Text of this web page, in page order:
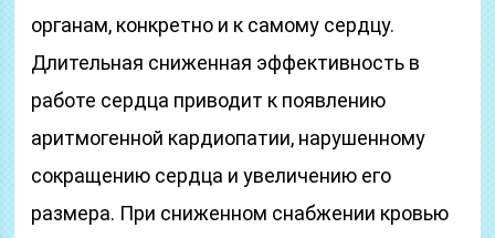
органам, конкретно и к самому сердцу.
Длительная сниженная эффективность в
работе сердца приводит к появлению
аритмогенной кардиопатии, нарушенному
сокращению сердца и увеличению его
размера. При сниженном снабжении кровью